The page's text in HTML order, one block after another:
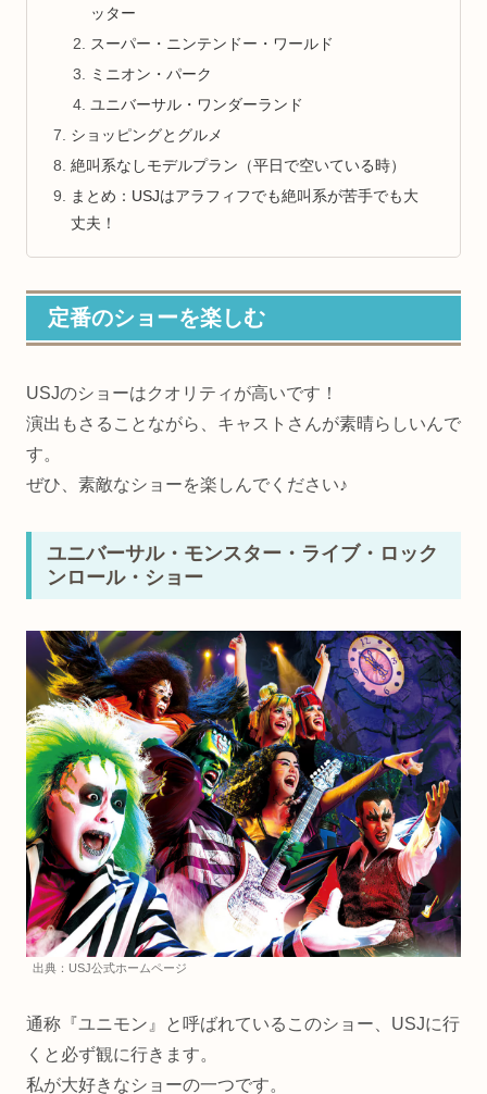
ッター
スーパー・ニンテンドー・ワールド
ミニオン・パーク
ユニバーサル・ワンダーランド
ショッピングとグルメ
絶叫系なしモデルプラン（平日で空いている時）
まとめ：USJはアラフィフでも絶叫系が苦手でも大
丈夫！
定番のショーを楽しむ
USJのショーはクオリティが高いです！
演出もさることながら、キャストさんが素晴らしいんで
す。
ぜひ、素敵なショーを楽しんでください♪
ユニバーサル・モンスター・ライブ・ロック
ンロール・ショー
出典：USJ公式ホームページ
通称『ユニモン』と呼ばれているこのショー、USJに行
くと必ず観に行きます。
私が大好きなショーの一つです。